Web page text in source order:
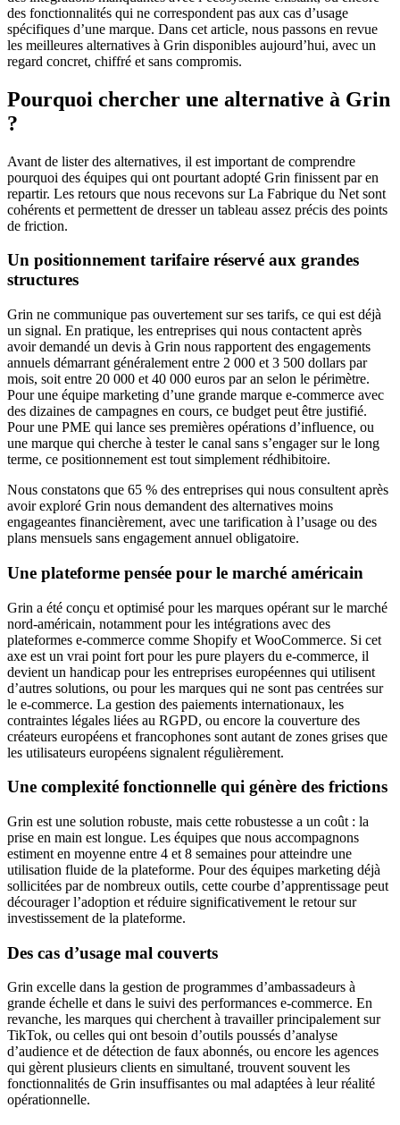
des fonctionnalités qui ne correspondent pas aux cas d’usage
spécifiques d’une marque. Dans cet article, nous passons en revue
les meilleures alternatives à Grin disponibles aujourd’hui, avec un
regard concret, chiffré et sans compromis.
Pourquoi chercher une alternative à Grin
?
Avant de lister des alternatives, il est important de comprendre
pourquoi des équipes qui ont pourtant adopté Grin finissent par en
repartir. Les retours que nous recevons sur La Fabrique du Net sont
cohérents et permettent de dresser un tableau assez précis des points
de friction.
Un positionnement tarifaire réservé aux grandes
structures
Grin ne communique pas ouvertement sur ses tarifs, ce qui est déjà
un signal. En pratique, les entreprises qui nous contactent après
avoir demandé un devis à Grin nous rapportent des engagements
annuels démarrant généralement entre 2 000 et 3 500 dollars par
mois, soit entre 20 000 et 40 000 euros par an selon le périmètre.
Pour une équipe marketing d’une grande marque e-commerce avec
des dizaines de campagnes en cours, ce budget peut être justifié.
Pour une PME qui lance ses premières opérations d’influence, ou
une marque qui cherche à tester le canal sans s’engager sur le long
terme, ce positionnement est tout simplement rédhibitoire.
Nous constatons que 65 % des entreprises qui nous consultent après
avoir exploré Grin nous demandent des alternatives moins
engageantes financièrement, avec une tarification à l’usage ou des
plans mensuels sans engagement annuel obligatoire.
Une plateforme pensée pour le marché américain
Grin a été conçu et optimisé pour les marques opérant sur le marché
nord-américain, notamment pour les intégrations avec des
plateformes e-commerce comme Shopify et WooCommerce. Si cet
axe est un vrai point fort pour les pure players du e-commerce, il
devient un handicap pour les entreprises européennes qui utilisent
d’autres solutions, ou pour les marques qui ne sont pas centrées sur
le e-commerce. La gestion des paiements internationaux, les
contraintes légales liées au RGPD, ou encore la couverture des
créateurs européens et francophones sont autant de zones grises que
les utilisateurs européens signalent régulièrement.
Une complexité fonctionnelle qui génère des frictions
Grin est une solution robuste, mais cette robustesse a un coût : la
prise en main est longue. Les équipes que nous accompagnons
estiment en moyenne entre 4 et 8 semaines pour atteindre une
utilisation fluide de la plateforme. Pour des équipes marketing déjà
sollicitées par de nombreux outils, cette courbe d’apprentissage peut
décourager l’adoption et réduire significativement le retour sur
investissement de la plateforme.
Des cas d’usage mal couverts
Grin excelle dans la gestion de programmes d’ambassadeurs à
grande échelle et dans le suivi des performances e-commerce. En
revanche, les marques qui cherchent à travailler principalement sur
TikTok, ou celles qui ont besoin d’outils poussés d’analyse
d’audience et de détection de faux abonnés, ou encore les agences
qui gèrent plusieurs clients en simultané, trouvent souvent les
fonctionnalités de Grin insuffisantes ou mal adaptées à leur réalité
opérationnelle.